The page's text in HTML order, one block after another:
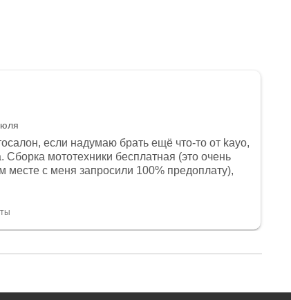
если надумаю брать ещё что-то от kayo,
Сборка мототехники бесплатная (это очень
месте с меня запросили 100% предоплату),
всегда на связи, очень детально всё